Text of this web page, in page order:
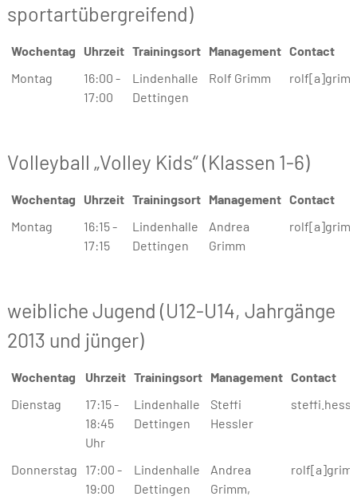
sportartübergreifend)
Wochentag Uhrzeit Trainingsort Management Contact
Wochentag
Uhrzeit Trainingsort Management Contact
Montag
16:00 -
17:00
Lindenhalle
Dettingen
Rolf Grimm
Volleyball „Volley Kids“ (Klassen 1-6)
Wochentag Uhrzeit Trainingsort Management Contact
Wochentag
Uhrzeit Trainingsort Management Contact
Montag
16:15 -
17:15
Lindenhalle
Dettingen
Andrea
Grimm
weibliche Jugend (U12-U14, Jahrgänge
2013 und jünger)
Wochentag Uhrzeit Trainingsort Management Contact
Wochentag
Uhrzeit Trainingsort Management Contact
Dienstag
17:15 -
18:45
Uhr
Lindenhalle
Dettingen
Steffi
Hessler
Donnerstag
17:00 -
19:00
Lindenhalle
Dettingen
Andrea
Grimm,